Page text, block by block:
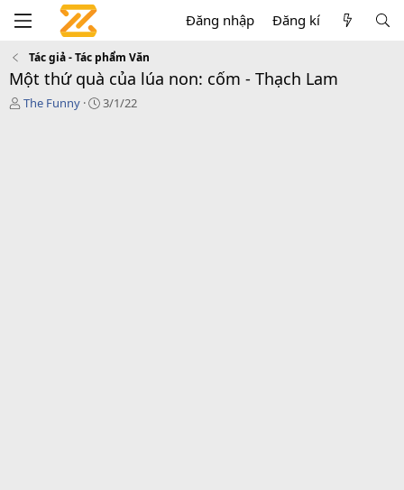
Đăng nhập Đăng kí
Tác giả - Tác phẩm Văn
Một thứ quà của lúa non: cốm - Thạch Lam
T
The Funny
C
3/1/22